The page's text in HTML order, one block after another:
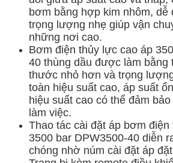
bơm bằng hợp kim nhôm, dễ
trọng lượng nhẹ giúp vận
những nơi cao.
Bơm điện thủy lực cao áp
40 thùng dầu được làm bằng
thước nhỏ hơn và trọng
toàn hiệu suất cao, áp suất
hiệu suất cao có thể đảm
làm việc.
Thao tác cài đặt áp bơm
3500 bar DPW3500-40 diễn
chóng nhờ núm cài đặt áp